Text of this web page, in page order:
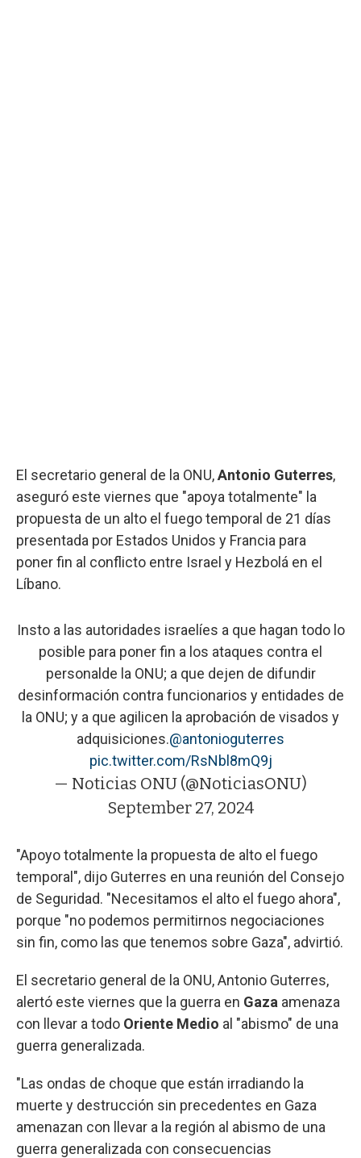
El secretario general de la ONU,Antonio Guterres,
aseguró este viernes que "apoya totalmente" la
propuesta de un alto el fuego temporal de 21 días
presentada por Estados Unidos y Francia para
poner fin al conflicto entre Israel y Hezbolá en el
Líbano.
Insto a las autoridades israelíes a que hagan todo lo
posible para poner fin a los ataques contra el
personalde la ONU; a que dejen de difundir
desinformación contra funcionarios y entidades de
la ONU; y a que agilicen la aprobación de visados y
adquisiciones.@antonioguterres
pic.twitter.com/RsNbl8mQ9j
— Noticias ONU (@NoticiasONU)
September 27, 2024
"Apoyo totalmente la propuesta de alto el fuego
temporal", dijo Guterres en una reunión del Consejo
de Seguridad. "Necesitamos el alto el fuego ahora",
porque "no podemos permitirnos negociaciones
sin fin, como las que tenemos sobre Gaza", advirtió.
El secretario general de la ONU, Antonio Guterres,
alertó este viernes que la guerra en Gaza amenaza
con llevar a todo Oriente Medio al "abismo" de una
guerra generalizada.
"Las ondas de choque que están irradiando la
muerte y destrucción sin precedentes en Gaza
amenazan con llevar a la región al abismo de una
guerra generalizada con consecuencias